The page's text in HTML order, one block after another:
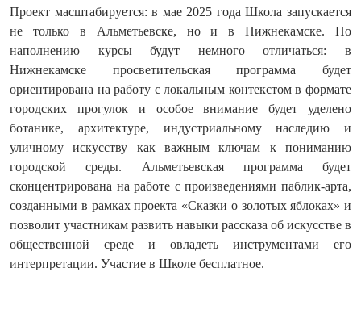
Проект масштабируется: в мае 2025 года Школа запускается
не только в Альметьевске, но и в Нижнекамске. По
наполнению курсы будут немного отличаться: в
Нижнекамске просветительская программа будет
ориентирована на работу с локальным контекстом в формате
городских прогулок и особое внимание будет уделено
ботанике, архитектуре, индустриальному наследию и
уличному искусству как важным ключам к пониманию
городской среды. Альметьевская программа будет
сконцентрирована на работе с произведениями паблик-арта,
созданными в рамках проекта «Сказки о золотых яблоках» и
позволит участникам развить навыки рассказа об искусстве в
общественной среде и овладеть инструментами его
интерпретации. Участие в Школе бесплатное.